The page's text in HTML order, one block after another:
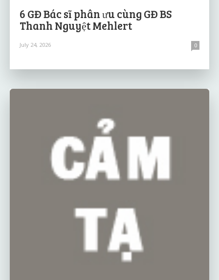
6 GĐ Bác sĩ phân ưu cùng GĐ BS
Thanh Nguyệt Mehlert
July 24, 2026 0